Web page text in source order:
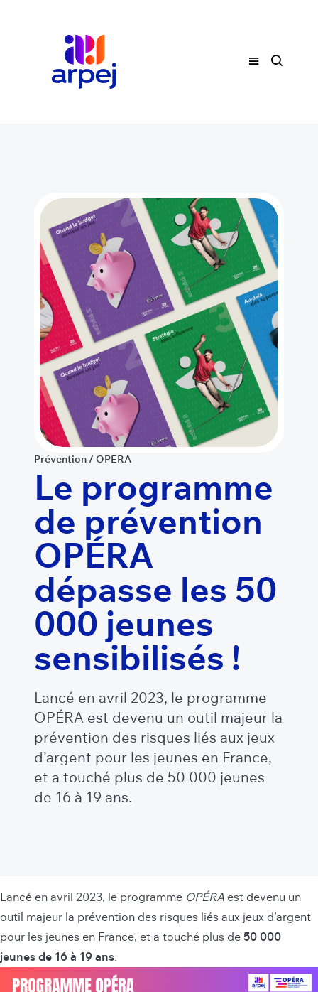
Prévention / OPERA
Le programme
de prévention
OPÉRA
dépasse les 50
000 jeunes
sensibilisés !
Lancé en avril 2023, le programme
OPÉRA est devenu un outil majeur la
prévention des risques liés aux jeux
d’argent pour les jeunes en France,
et a touché plus de 50 000 jeunes
de 16 à 19 ans.
Lancé en avril 2023, le programme OPÉRA est devenu un
outil majeur la prévention des risques liés aux jeux d’argent
pour les jeunes en France, et a touché plus de 50 000
jeunes de 16 à 19 ans